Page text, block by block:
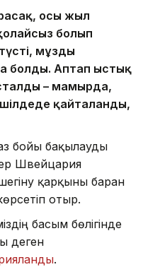
осы жыл
болып
мұзды
болды. Аптап ыстық
– мамырда,
қайталанды,
бойы бақылауды
Швейцария
қарқыны барған
отыр.
басым бөлігінде
деген
.